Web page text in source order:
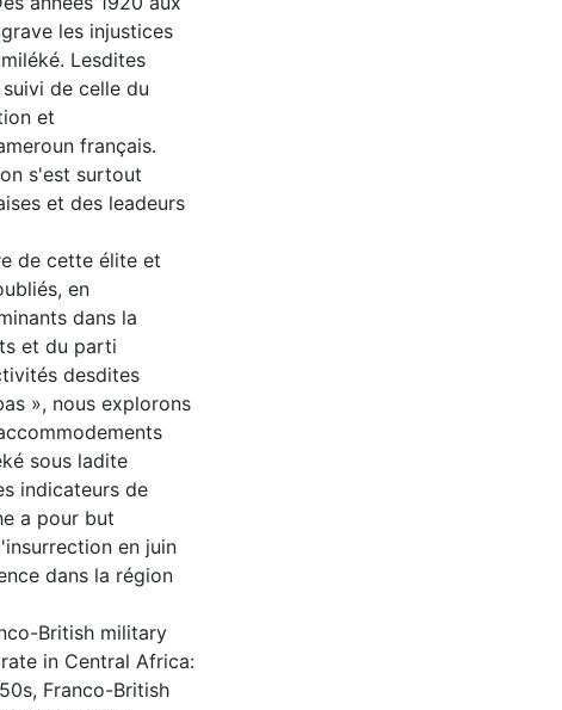
les injustices
Lesdites
de celle du
et
français.
s'est surtout
et des leadeurs
de cette élite et
en
dans la
et du parti
desdites
», nous explorons
sous ladite
indicateurs de
a pour but
en juin
dans la région
British military
in Central Africa:
Franco-British